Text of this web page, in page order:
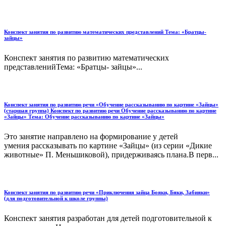
Конспект занятия по развитию математических представлений Тема: «Братцы-
зайцы»
Конспект занятия по развитию математических
представленийТема: «Братцы- зайцы»...
Конспект занятия по развитию речи «Обучение рассказыванию по картине «Зайцы»
(старшая группа) Конспект по развитию речи Обучение рассказыванию по картине
«Зайцы» Тема: Обучение рассказыванию по картине «Зайцы»
Это занятие направлено на формирование у детей
умения рассказывать по картине «Зайцы» (из серии «Дикие
животные» П. Меньшиковой), придерживаясь плана.В перв...
Конспект занятия по развитию речи «Приключения зайца Бояки, Бяки, Забияки»
(для подготовительной к школе группы)
Конспект занятия разработан для детей подготовительной к